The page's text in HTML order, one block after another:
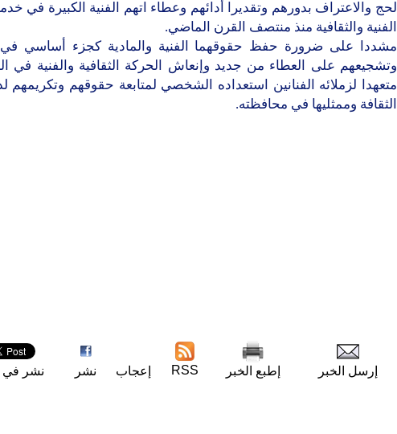
لحج والاعتراف بدورهم وتقديرا أدائهم وعطاء اتهم الفنية الكبيرة في
الفنية والثقافية منذ منتصف القرن الماضي.
مشددا على ضرورة حفظ حقوقهما الفنية والمادية كجزء أساسي في
وتشجيعهم على العطاء من جديد وإنعاش الحركة الثقافية والفنية في
متعهدا لزملائه الفنانين استعداده الشخصي لمتابعة حقوقهم وتكريمهم
الثقافة وممثليها في محافظته.
إرسل الخبر إطبع الخبر RSS إعجاب نشر نشر في